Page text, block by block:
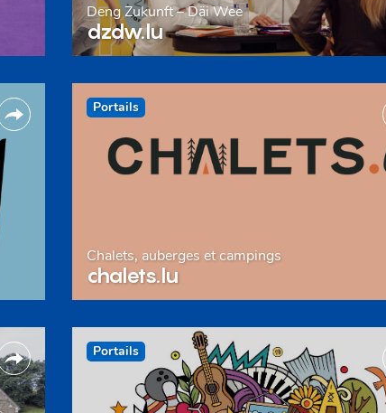
Deng Zukunft – Däi Wee
dzdw.lu
Portails
Chalets, auberges et campings
chalets.lu
Portails